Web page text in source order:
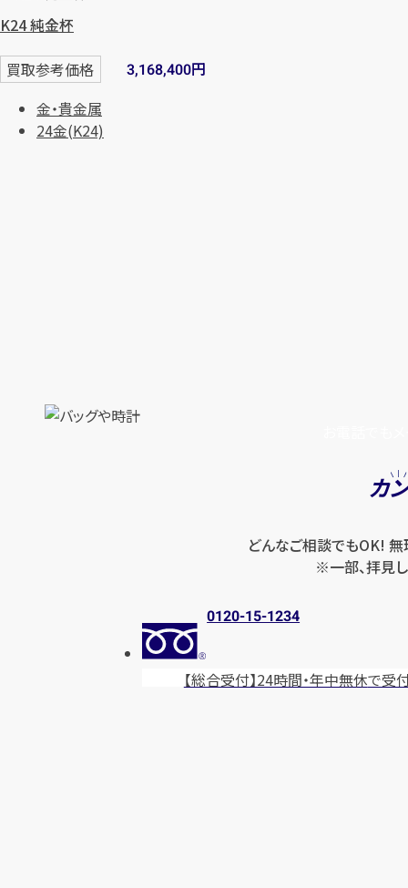
K24 純金杯
買取参考価格 3,168,400円
金・貴金属
24金(K24)
カ
どんなご相談でもOK! 無
※一部、拝見
0120-15-1234
【総合受付】24時間・年中無休で受